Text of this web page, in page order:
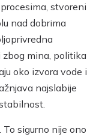
stvoreni
nad dobrima
zbog mina, politika
oko izvora vode i
najslabije
sigurno nije ono